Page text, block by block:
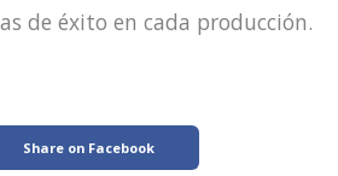
de éxito en cada producción.
Share on Facebook